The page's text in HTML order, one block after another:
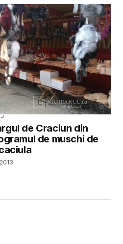
de Craciun din
de muschi de